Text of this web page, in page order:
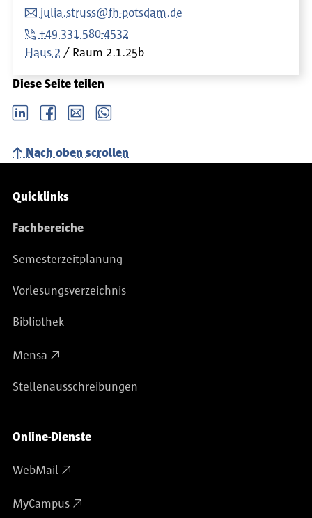
julia.struss@fh-potsdam.de
+49 331 580-4532
Haus 2
Raum 2.1.25b
Diese Seite teilen
LinkedIn Facebook email Whatsapp
Nach oben scrollen
Service-Navigation
Quicklinks
Fachbereiche
Semesterzeitplanung
Vorlesungsverzeichnis
Bibliothek
Mensa
Stellenausschreibungen
Online-Dienste
WebMail
MyCampus